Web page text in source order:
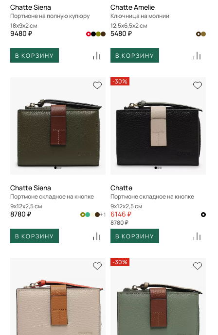
Chatte Siena
Портмоне на полную купюру
18x9x2 см
9480 ₽
В КОРЗИНУ
Chatte Amelie
Ключница на молнии
12,5x6,5x2 см
5480 ₽
В КОРЗИНУ
Chatte Siena
Портмоне складное на кнопке
9x12x2,5 см
8780 ₽ + 1
В КОРЗИНУ
-30%
Chatte
Портмоне складное на кнопке
9x12x2,5 см
6146 ₽
8780 ₽
В КОРЗИНУ
-30%